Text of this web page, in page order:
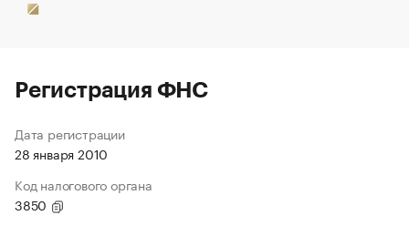
Регистрация ФНС
Дата регистрации
28 января 2010
Код налогового органа
3850